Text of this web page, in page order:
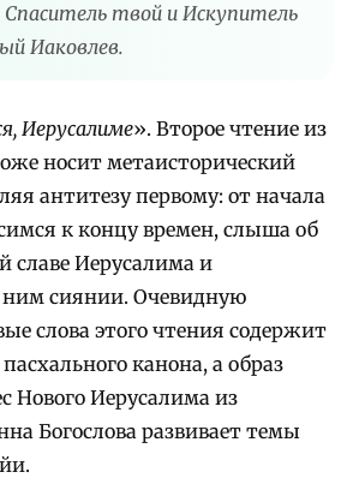
твой и Искупитель
Иаковлев.
Иерусалиме». Второе чтение из
носит метаисторический
антитезу первому: от начала
к концу времен, слыша об
славе Иерусалима и
сиянии. Очевидную
слова этого чтения содержит
канона, а образ
Нового Иерусалима из
Богослова развивает темы